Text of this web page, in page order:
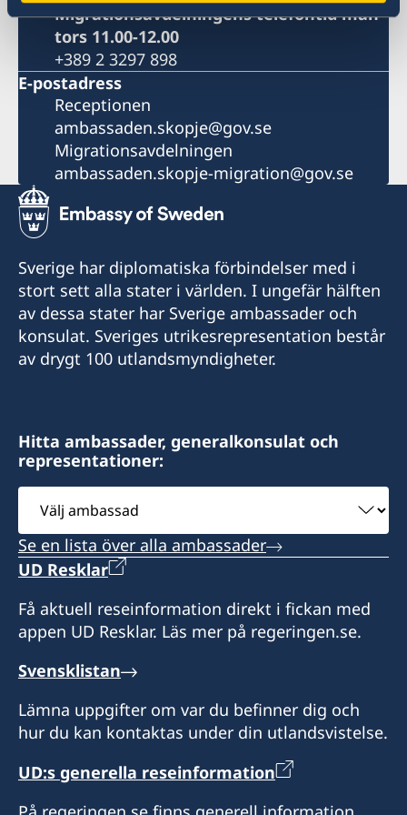
Migrationsavdelningens telefontid mån-
tors 11.00-12.00
+389 2 3297 898
E-postadress
Receptionen
ambassaden.skopje@gov.se
Migrationsavdelningen
ambassaden.skopje-migration@gov.se
Sverige har diplomatiska förbindelser med i
stort sett alla stater i världen. I ungefär hälften
av dessa stater har Sverige ambassader och
konsulat. Sveriges utrikesrepresentation består
av drygt 100 utlandsmyndigheter.
Hitta ambassader, generalkonsulat och
representationer:
Välj
ambassad
Se en lista över alla ambassader
UD Resklar
Få aktuell reseinformation direkt i fickan med
appen UD Resklar. Läs mer på regeringen.se.
Svensklistan
Lämna uppgifter om var du befinner dig och
hur du kan kontaktas under din utlandsvistelse.
UD:s generella reseinformation